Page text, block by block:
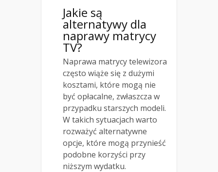
Jakie są
alternatywy dla
naprawy matrycy
TV?
Naprawa matrycy telewizora
często wiąże się z dużymi
kosztami, które mogą nie
być opłacalne, zwłaszcza w
przypadku starszych modeli.
W takich sytuacjach warto
rozważyć alternatywne
opcje, które mogą przynieść
podobne korzyści przy
niższym wydatku.